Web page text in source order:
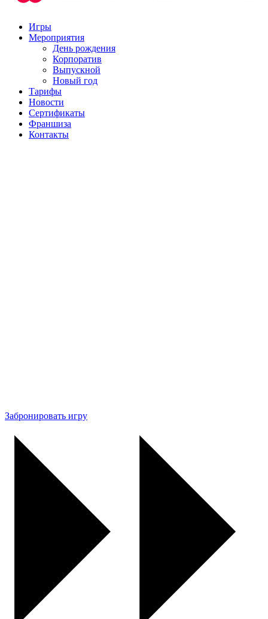
Игры
Мероприятия
День рождения
Корпоратив
Выпускной
Новый год
Тарифы
Новости
Сертификаты
Франшиза
Контакты
Забронировать игру